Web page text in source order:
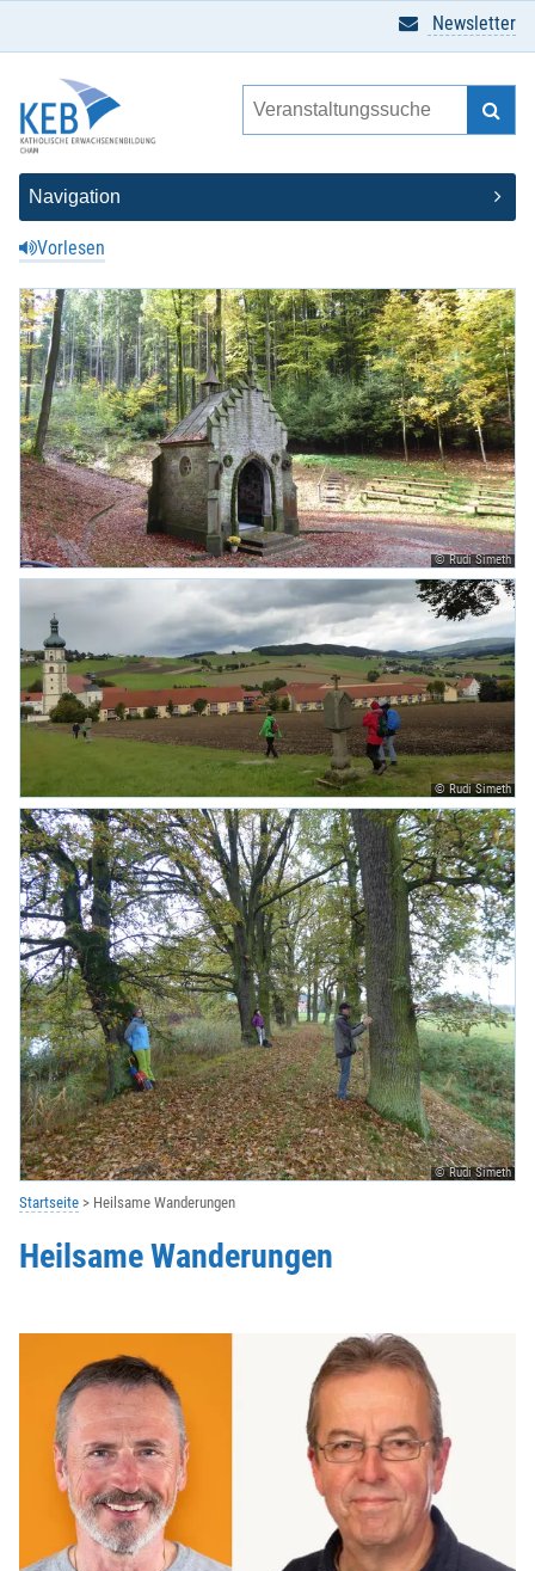
Vorlesen
Newsletter
© Rudi Simeth
© Rudi Simeth
© Rudi Simeth
Startseite Heilsame Wanderungen
Heilsame Wanderungen